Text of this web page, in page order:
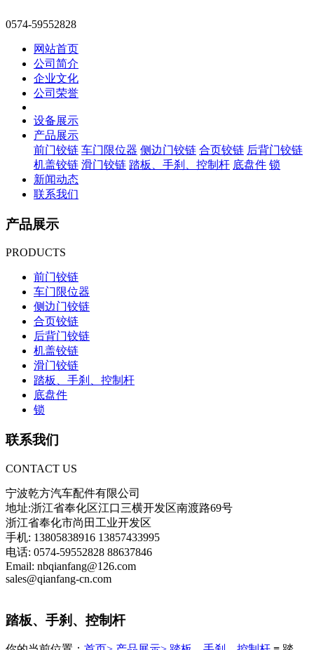
0574-59552828
网站首页
公司简介
企业文化
公司荣誉
设备展示
产品展示
前门铰链 车门限位器 侧边门铰链 合页铰链 后背门铰链
机盖铰链 滑门铰链 踏板、手刹、控制杆 底盘件 锁
新闻动态
联系我们
产品展示
PRODUCTS
前门铰链
车门限位器
侧边门铰链
合页铰链
后背门铰链
机盖铰链
滑门铰链
踏板、手刹、控制杆
底盘件
锁
联系我们
CONTACT US
宁波乾方汽车配件有限公司
地址:浙江省奉化区江口三横开发区南渡路69号
浙江省奉化市尚田工业开发区
手机: 13805838916 13857433995
电话: 0574-59552828 88637846
Email: nbqianfang@126.com
sales@qianfang-cn.com
踏板、手刹、控制杆